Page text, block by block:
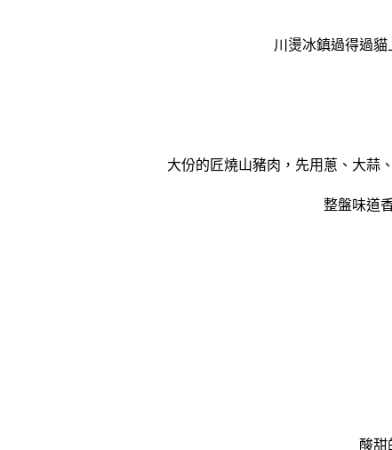
川燙冰鎮過得過貓
大份的匠燒山豬肉，先用蔥、大蒜
整盤味道
酸甜